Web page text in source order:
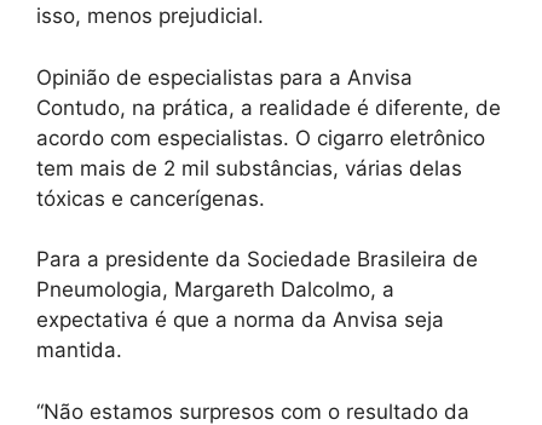
isso, menos prejudicial.
Opinião de especialistas para a Anvisa
Contudo, na prática, a realidade é diferente, de
acordo com especialistas. O cigarro eletrônico
tem mais de 2 mil substâncias, várias delas
tóxicas e cancerígenas.
Para a presidente da Sociedade Brasileira de
Pneumologia, Margareth Dalcolmo, a
expectativa é que a norma da Anvisa seja
mantida.
“Não estamos surpresos com o resultado da